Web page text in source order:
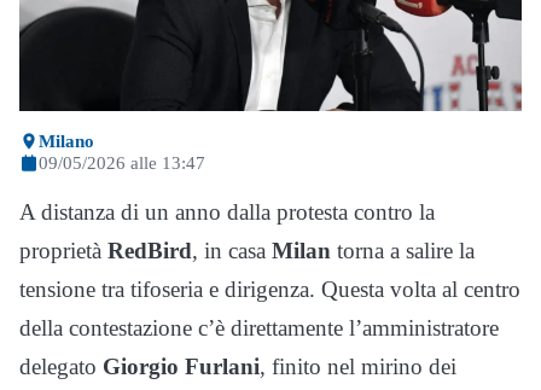
Milano
09/05/2026 alle 13:47
A distanza di un anno dalla protesta contro la
proprietà RedBird, in casa Milan torna a salire la
tensione tra tifoseria e dirigenza. Questa volta al centro
della contestazione c’è direttamente l’amministratore
delegato Giorgio Furlani, finito nel mirino dei